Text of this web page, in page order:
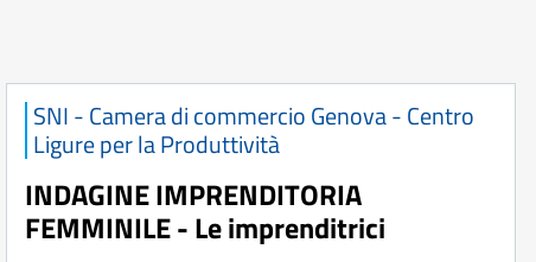
SNI - Camera di commercio Genova - Centro
Ligure per la Produttività
INDAGINE IMPRENDITORIA
FEMMINILE - Le imprenditrici